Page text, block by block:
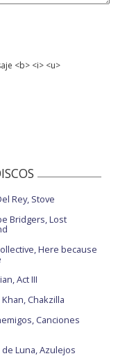
<b> <i> <u>
Rey, Stove
Bridgers, Lost
Here because
Act III
Chakzilla
Canciones
de Luna, Azulejos